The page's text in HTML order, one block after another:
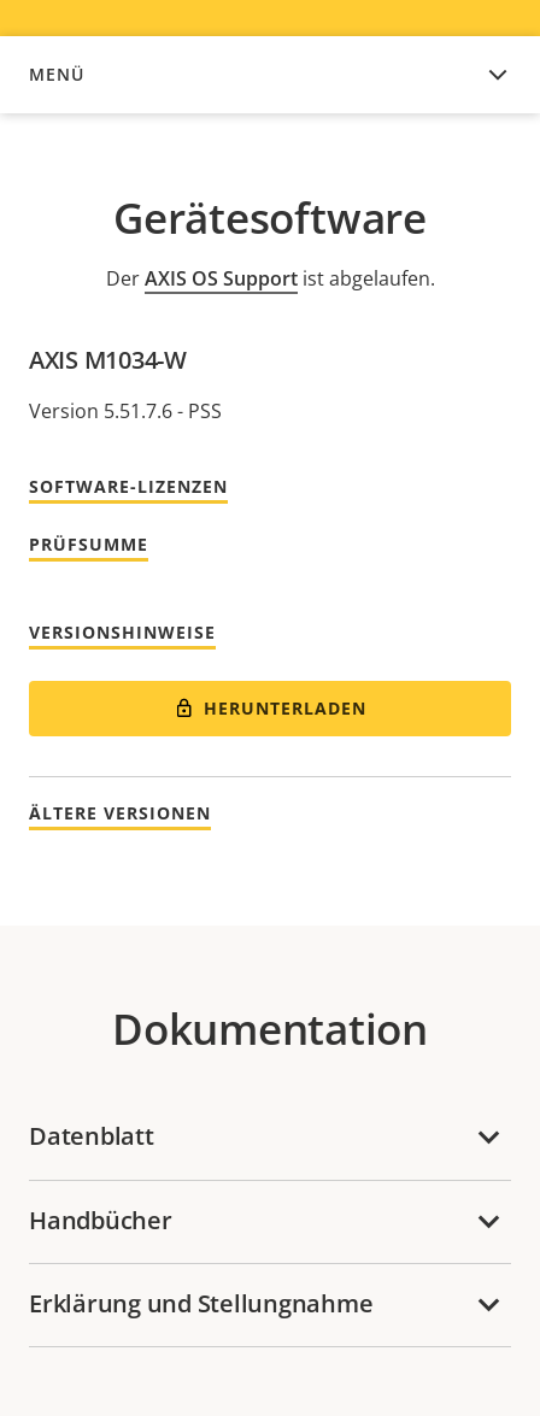
MENÜ
GERÄTESOFTWARE
Gerätesoftware
DerAXIS OS Supportist abgelaufen.
AXIS M1034-W
Version 5.51.7.6 - PSS
SOFTWARE-LIZENZEN
PRÜFSUMME
VERSIONSHINWEISE
HERUNTERLADEN
ÄLTERE VERSIONEN
Dokumentation
Datenblatt
Handbücher
Erklärung und Stellungnahme